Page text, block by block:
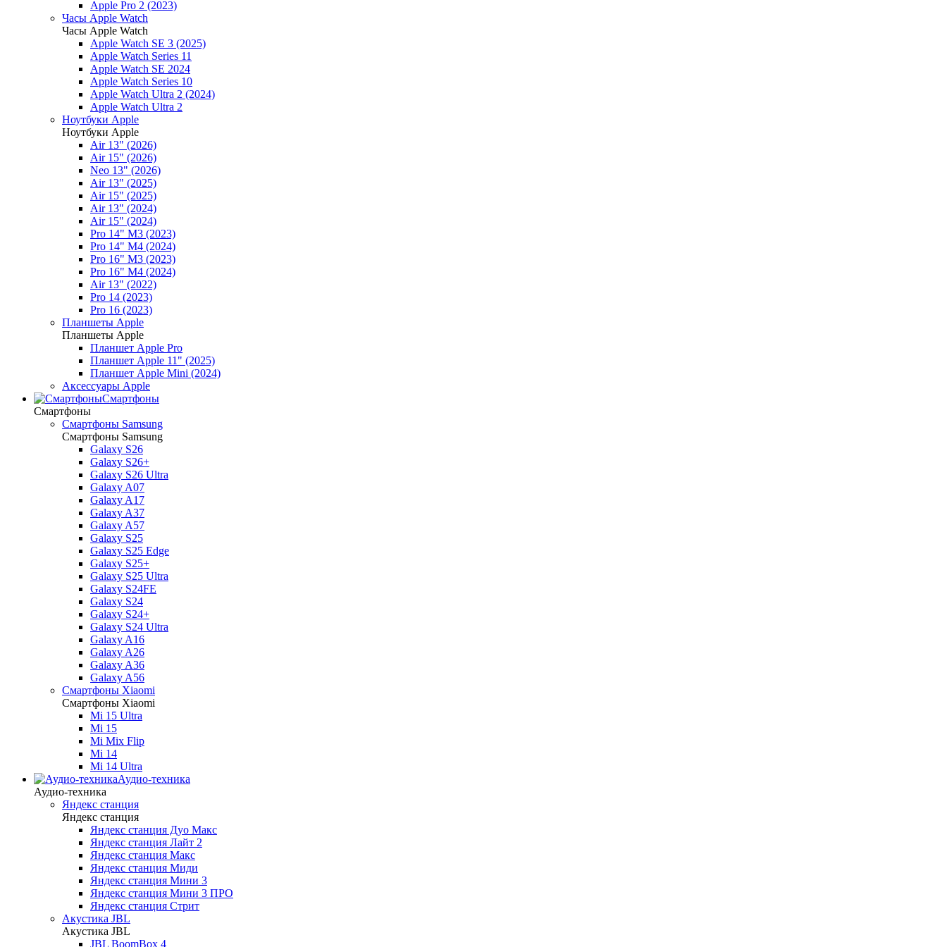
Apple Pro 2 (2023)
Часы Apple Watch
Часы Apple Watch
Apple Watch SE 3 (2025)
Apple Watch Series 11
Apple Watch SE 2024
Apple Watch Series 10
Apple Watch Ultra 2 (2024)
Apple Watch Ultra 2
Ноутбуки Apple
Ноутбуки Apple
Air 13" (2026)
Air 15" (2026)
Neo 13" (2026)
Air 13" (2025)
Air 15" (2025)
Air 13" (2024)
Air 15" (2024)
Pro 14" M3 (2023)
Pro 14" M4 (2024)
Pro 16" M3 (2023)
Pro 16" M4 (2024)
Air 13" (2022)
Pro 14 (2023)
Pro 16 (2023)
Планшеты Apple
Планшеты Apple
Планшет Apple Pro
Планшет Apple 11" (2025)
Планшет Apple Mini (2024)
Аксессуары Apple
Смартфоны
Смартфоны
Смартфоны Samsung
Смартфоны Samsung
Galaxy S26
Galaxy S26+
Galaxy S26 Ultra
Galaxy A07
Galaxy A17
Galaxy A37
Galaxy A57
Galaxy S25
Galaxy S25 Edge
Galaxy S25+
Galaxy S25 Ultra
Galaxy S24FE
Galaxy S24
Galaxy S24+
Galaxy S24 Ultra
Galaxy A16
Galaxy A26
Galaxy A36
Galaxy A56
Смартфоны Xiaomi
Смартфоны Xiaomi
Mi 15 Ultra
Mi 15
Mi Mix Flip
Mi 14
Mi 14 Ultra
Аудио-техника
Аудио-техника
Яндекс станция
Яндекс станция
Яндекс станция Дуо Макс
Яндекс станция Лайт 2
Яндекс станция Макс
Яндекс станция Миди
Яндекс станция Мини 3
Яндекс станция Мини 3 ПРО
Яндекс станция Стрит
Акустика JBL
Акустика JBL
JBL BoomBox 4